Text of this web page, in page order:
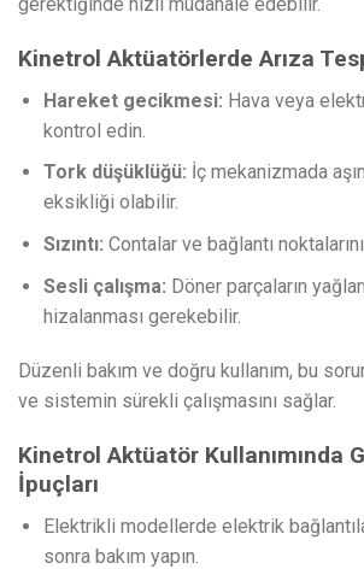
gerektiğinde hızlı müdahale edebilir.
Kinetrol Aktüatörlerde Arıza
Hareket gecikmesi: Hava veya
kontrol edin.
Tork düşüklüğü: İç mekanizmada
eksikliği olabilir.
Sızıntı: Contalar ve bağlantı
Sesli çalışma: Döner parçaların
hizalanması gerekebilir.
Düzenli bakım ve doğru kullanım, bu
ve sistemin sürekli çalışmasını sağlar.
Kinetrol Aktüatör Kullanımında
İpuçları
Elektrikli modellerde elektrik
sonra bakım yapın.